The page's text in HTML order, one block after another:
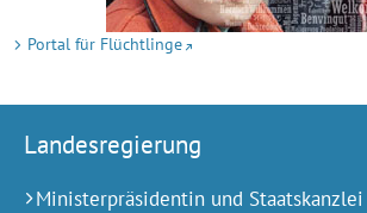
Portal für Flüchtlinge
Landesregierung
Ministerpräsidentin und Staatskanzlei